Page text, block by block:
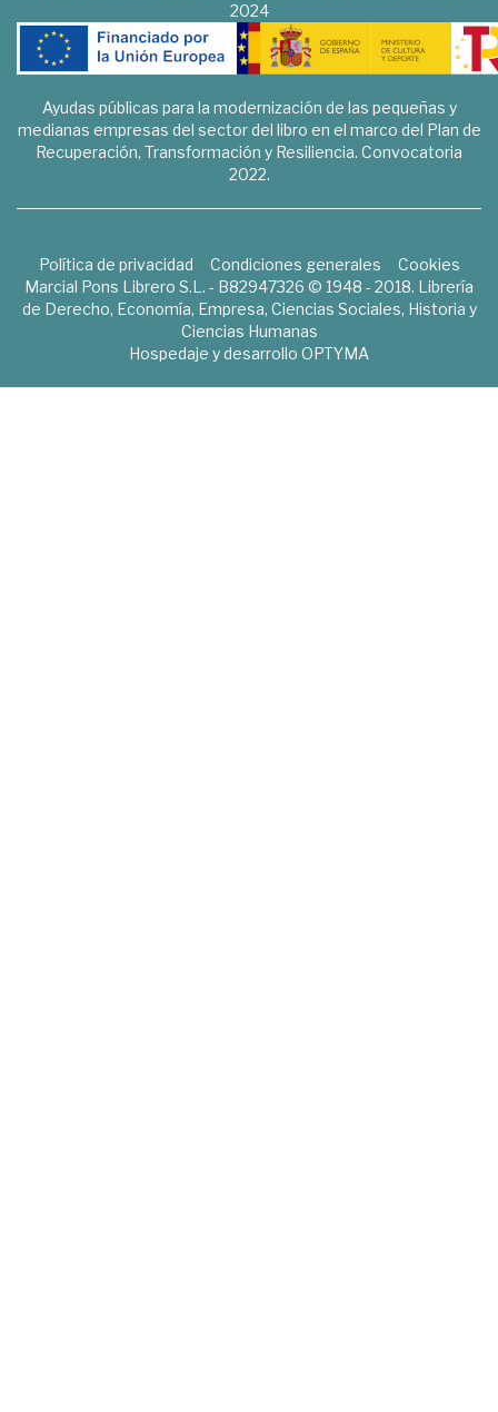
2024
Ayudas públicas para la modernización de las pequeñas y
medianas empresas del sector del libro en el marco del Plan de
Recuperación, Transformación y Resiliencia. Convocatoria
2022.
Política de privacidad Condiciones generales
Cookies
Marcial Pons Librero S.L. - B82947326 © 1948 - 2018. Librería
de Derecho, Economía, Empresa, Ciencias Sociales, Historia y
Ciencias Humanas
Hospedaje y desarrollo OPTYMA